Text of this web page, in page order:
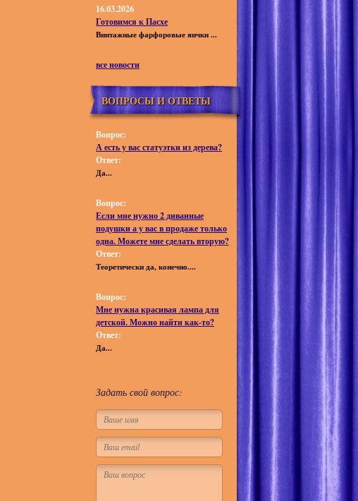
16.03.2026
Готовимся к Пасхе
Винтажные фарфоровые яички ...
все новости
ВОПРОСЫ И ОТВЕТЫ
Вопрос:
А есть у вас статуэтки из дерева?
Ответ:
Да...
Вопрос:
Если мне нужно 2 диванные
подушки а у вас в продаже только
одна. Можете мне сделать вторую?
Ответ:
Теоретически да, конечно....
Вопрос:
Мне нужна красивая лампа для
детской. Можно найти как-то?
Ответ:
Да...
Задать свой вопрос: